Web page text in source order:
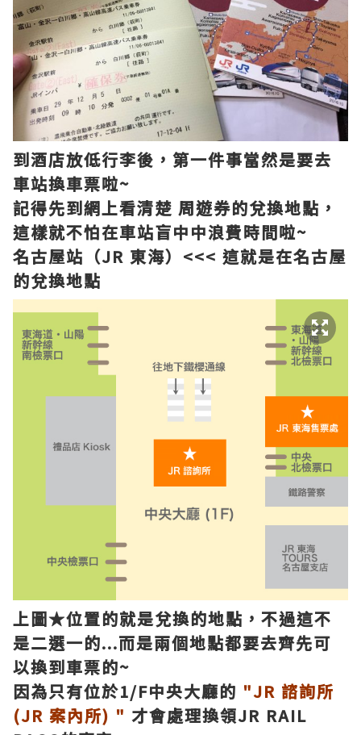
到酒店放低行李後，第一件事當然是要去
車站換車票啦~
記得先到網上看清楚 周遊券的兌換地點，
這樣就不怕在車站盲中中浪費時間啦~
名古屋站（JR 東海）<<< 這就是在名古屋
的兌換地點
上圖★位置的就是兌換的地點，不過這不
是二選一的...而是兩個地點都要去齊先可
以換到車票的~
因為只有位於1/F中央大廳的 "JR 諮詢所
(JR 案內所) " 才會處理換領JR RAIL